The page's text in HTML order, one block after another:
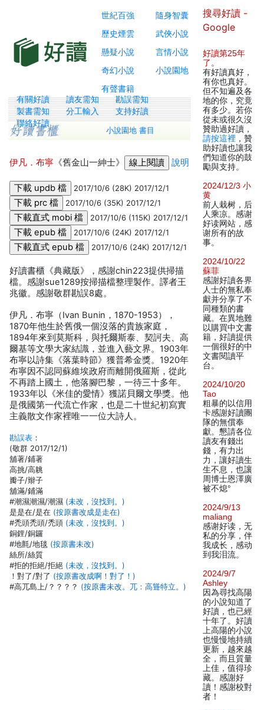
世紀百強
隨身智囊
歷史煙雲
武俠小說
懸疑小說
言情小說
奇幻小說
小說園地
有聲書籍
有關好讀 讀友需知
勘誤需知
製書需知
分工輸入
支持好讀
聯絡好讀
小說園地 書目
伊凡．布寧 《舊金山一紳士》 說明
2017/10/6 (28K) 2017/12/1
2017/10/6 (35K) 2017/12/1
2017/10/6 (115K) 2017/12/1
2017/10/6 (24K) 2017/12/1
2017/10/6 (24K) 2017/12/1
好讀書櫃《典藏版》，感謝chin223提供掃描
檔。感謝sue1289按掃描檔整理製作。譯者王
兆徽。感謝敬群勘誤8處。
伊凡．布寧（Ivan Bunin，1870-1953），
1870年他生於舊俄一個沒落的貴族家庭，
1894年來到莫斯科，與托爾斯泰、契訶夫、高
爾基等文學大家結識，並進入藝文界。1903年
布寧以詩集《落葉時節》獲普希金獎。1920年
布寧因不認同蘇維埃政府而離開俄羅斯，從此
不再踏上國土，他落腳巴黎，一待三十多年。
1933年以《米佳的愛情》獲諾貝爾文學獎。他
是俄國第一代流亡作家，也是二十世紀初寫實
主義散文作家裡唯一一位大詩人。
勘誤表 ：
(敬群 2017/12/1)
舖著/鋪著
高挑/高䠷
瓣子/辮子
舖滿/鋪滿
#潮濕潮濕/潮濕 (未改，沒找到。)
是是在/是在 (按原書改成是走在)
#禿頭禿頭/禿頭 (未改，沒找到。)
銅鋰/銅鑼
#地氈/地毯 (按原書未改)
絲所/絲質
#拒的拒絕/拒絕 (未改，沒找到。)
！對了/對了 (按原書改成啊！對了！)
#高兀島上/？？？？ (按原書未改。兀：高聳特立。)
搜尋好讀 -
Google
好讀第25年
了 。
有好讀真好，
有你也真好。
但不知遍及各
地的你，究竟
有多少。若你
從未或很久沒
贊助過好讀，
請按這裡 ，贊
助好讀也讓我
們知道你的鼓
勵與支持。
2024/12/3 小
黄
前人栽树，后
人乘凉。感谢
好读网站，感
谢所有的故
事。
2024/10/22
蘇菲
感謝好讀各界
人士的無私奉
獻并分享了不
同種類的書
藏。在異地難
以購買中文書
籍，好讀提供
一個很好的中
文書閱讀平
台。
2024/10/20
Tao
粗暴的以信用
卡感謝好讀團
隊的無償奉
獻。懇請各位
讀友有錢出
錢，有力出
力，讓好讀生
生不息，也讓
周博士恩澤廣
被不熄°
2024/9/13
maliang
感谢好读，无
私的分享，伴
我成长，感动
到我泪流。
2024/9/7
Ashley
因為尋找高陽
的小說知道了
好讀，也已經
十年了。好讀
上高陽的小說
也慢慢地持續
更新，越來越
全，而且質量
上佳，值得珍
藏。感謝好
讀！感謝校對
者！